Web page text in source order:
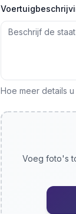
Hoe meer details
Voeg foto's